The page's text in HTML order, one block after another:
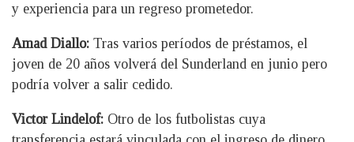
y experiencia para un regreso prometedor.
Amad Diallo: Tras varios períodos de préstamos, el
joven de 20 años volverá del Sunderland en junio pero
podría volver a salir cedido.
Victor Lindelof: Otro de los futbolistas cuya